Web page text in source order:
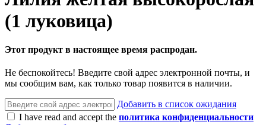
(1 луковица)
Этот продукт в настоящее время распродан.
Не беспокойтесь! Введите свой адрес электронной почты, и
мы сообщим вам, как только товар появится в наличии.
Добавить в список ожидания
I have read and accept the политика конфиденциальности